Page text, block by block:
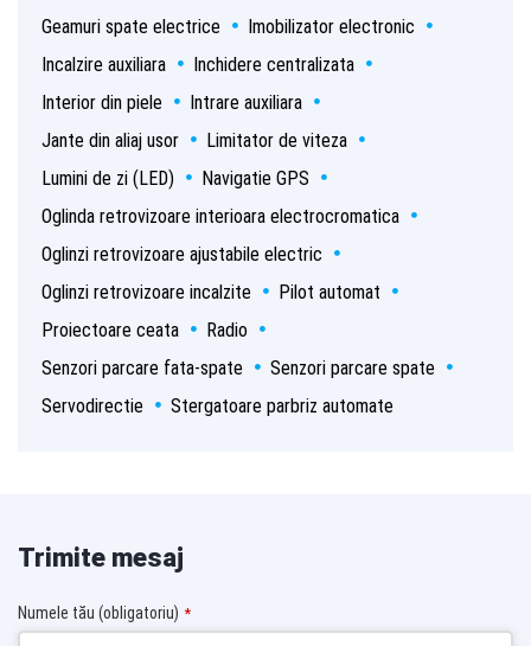
Geamuri spate electrice
Imobilizator electronic
Incalzire auxiliara
Inchidere centralizata
Interior din piele
Intrare auxiliara
Jante din aliaj usor
Limitator de viteza
Lumini de zi (LED)
Navigatie GPS
Oglinda retrovizoare interioara electrocromatica
Oglinzi retrovizoare ajustabile electric
Oglinzi retrovizoare incalzite
Pilot automat
Proiectoare ceata
Radio
Senzori parcare fata-spate
Senzori parcare spate
Servodirectie
Stergatoare parbriz automate
Trimite mesaj
Numele tău (obligatoriu) *